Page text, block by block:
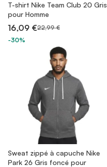
T-shirt Nike Team Club 20 Gris
pour Homme
16,09 €22,99 €
-30%
Sweat zippé à capuche Nike
Park 26 Gris foncé pour